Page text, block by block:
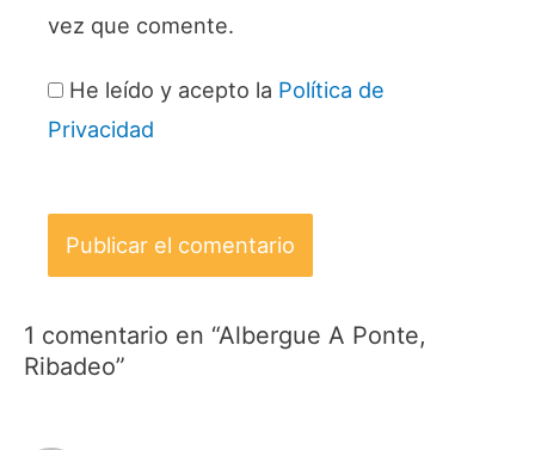
vez que comente.
He leído y acepto la Política de
Privacidad
1 comentario en “Albergue A Ponte,
Ribadeo”